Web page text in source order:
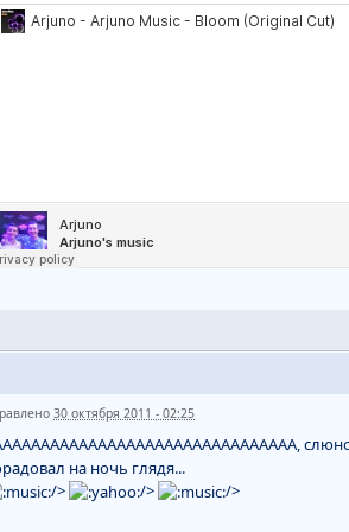
30 октября 2011 - 02:25
на ночь глядя...
/>
/> />